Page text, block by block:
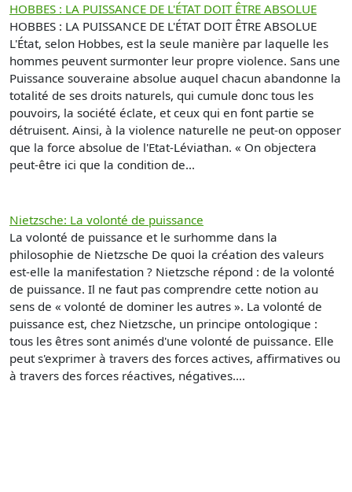
HOBBES : LA PUISSANCE DE L'ÉTAT DOIT ÊTRE ABSOLUE
HOBBES : LA PUISSANCE DE L'ÉTAT DOIT ÊTRE ABSOLUE
L'État, selon Hobbes, est la seule manière par laquelle les
hommes peuvent surmonter leur propre violence. Sans une
Puissance souveraine absolue auquel chacun abandonne la
totalité de ses droits naturels, qui cumule donc tous les
pouvoirs, la société éclate, et ceux qui en font partie se
détruisent. Ainsi, à la violence naturelle ne peut-on opposer
que la force absolue de l'Etat-Léviathan. « On objectera
peut-être ici que la condition de...
Nietzsche: La volonté de puissance
La volonté de puissance et le surhomme dans la
philosophie de Nietzsche De quoi la création des valeurs
est-elle la manifestation ? Nietzsche répond : de la volonté
de puissance. Il ne faut pas comprendre cette notion au
sens de « volonté de dominer les autres ». La volonté de
puissance est, chez Nietzsche, un principe ontologique :
tous les êtres sont animés d'une volonté de puissance. Elle
peut s'exprimer à travers des forces actives, affirmatives ou
à travers des forces réactives, négatives....